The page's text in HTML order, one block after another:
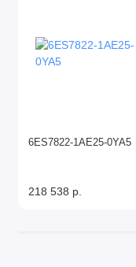
6ES7822-1AE25-0YA5
218 538 р.